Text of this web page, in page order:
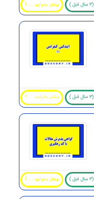
بیشتر بخوانید ... !
بیشتر بخوانید ... !
بیشتر بخوانید ... !